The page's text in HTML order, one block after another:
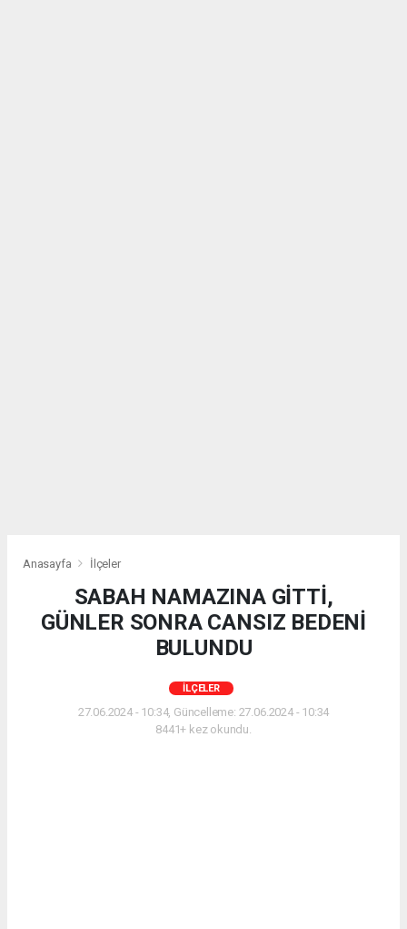
Anasayfa İlçeler
SABAH NAMAZINA GİTTİ,
GÜNLER SONRA CANSIZ BEDENİ
BULUNDU
İLÇELER
27.06.2024 - 10:34, Güncelleme: 27.06.2024 - 10:34
8441+ kez okundu.